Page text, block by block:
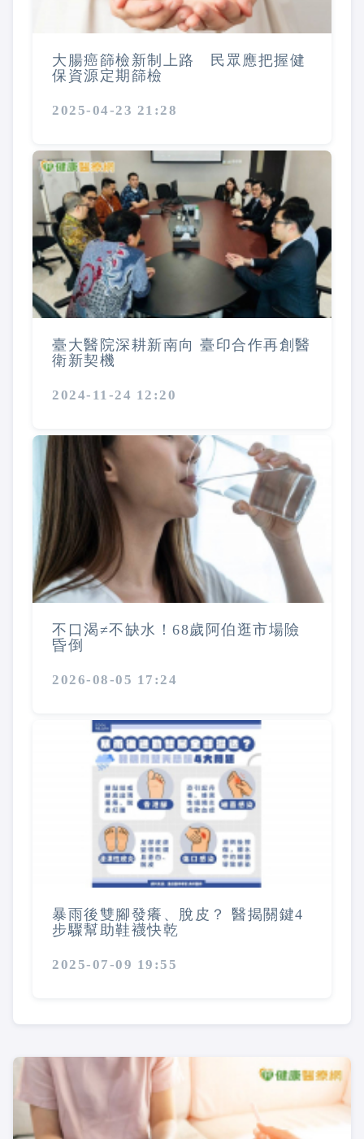
大腸癌篩檢新制上路 民眾應把握健
保資源定期篩檢
2025-04-23 21:28
臺大醫院深耕新南向 臺印合作再創醫
衛新契機
2024-11-24 12:20
不口渴≠不缺水！68歲阿伯逛市場險
昏倒
2026-08-05 17:24
暴雨後雙腳發癢、脫皮？ 醫揭關鍵4
步驟幫助鞋襪快乾
2025-07-09 19:55